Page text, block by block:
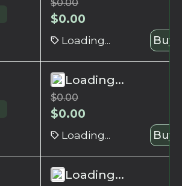
$0.00
$0.00
Loading... Buy
Loading...
$0.00
$0.00
Loading... Buy
Loading...